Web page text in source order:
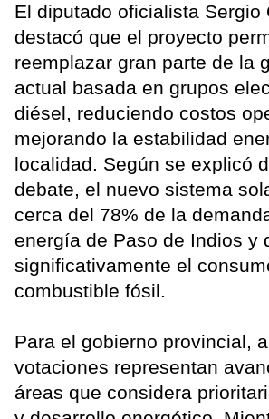
El diputado oficialista Sergio
destacó que el proyecto
reemplazar gran parte de la
actual basada en grupos
diésel, reduciendo costos
mejorando la estabilidad
localidad. Según se explicó
debate, el nuevo sistema
cerca del 78% de la
energía de Paso de Indios y
significativamente el
combustible fósil.
Para el gobierno provincial,
votaciones representan
áreas que considera